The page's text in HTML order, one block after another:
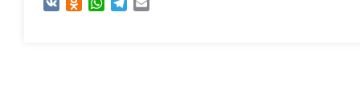
VK Odnoklassniki
WhatsAppTelegram